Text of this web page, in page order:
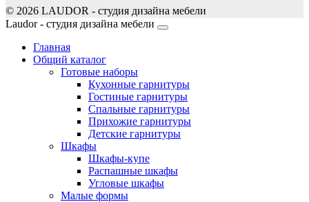
© 2026 LAUDOR - студия дизайна мебели
Joomla! 3 Templates
Laudor - студия дизайна мебели
Главная
Общий каталог
Готовые наборы
Кухонные гарнитуры
Гостиные гарнитуры
Спальные гарнитуры
Прихожие гарнитуры
Детские гарнитуры
Шкафы
Шкафы-купе
Распашные шкафы
Угловые шкафы
Малые формы